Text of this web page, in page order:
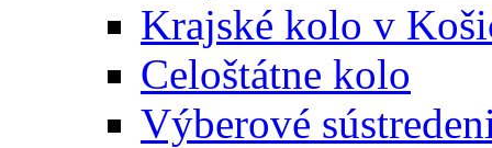
Krajské kolo v
Celoštátne kolo
Výberové